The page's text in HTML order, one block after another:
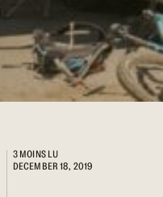
3 MOINS LU
DECEMBER 18, 2019